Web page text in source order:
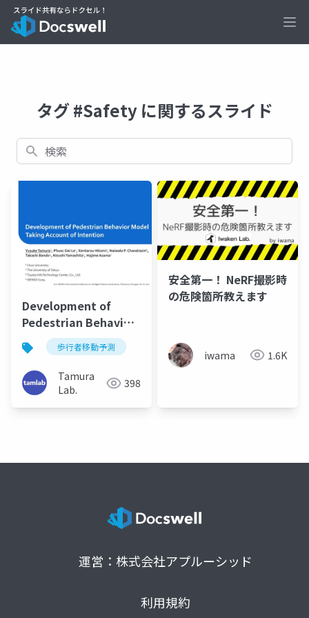
タグ #Safety に関するスライド
検索
Development of
Pedestrian Behavior
Model Taking
Account of Intention
(IROS2012)
歩行者移動予測
Tamura
Lab.
398
安全第一！ NeRF撮影時
の危険箇所教えます
iwama 1.6K
運営：株式会社アプルーシッド
利用規約